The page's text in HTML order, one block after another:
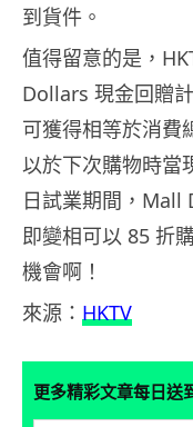
到貨件。
值得留意的是，
Dollars 現金回贈
可獲得相等於消費
以於下次購物時當
日試業期間，Mall
即變相可以 85 折
機會啊！
來源： HKTV
更多精彩文章每日送